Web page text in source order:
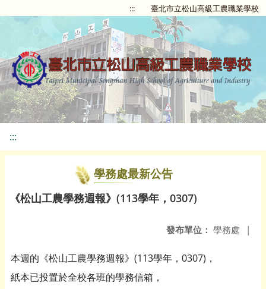
::: 臺北市立松山高級工農職業學校
:::
學務處最新公告
《松山工農學務週報》(113學年，0307)
發布單位： 學務處 |
本週的《松山工農學務週報》(113學年，0307)，
紙本已投置於全校各班的學務信箱，